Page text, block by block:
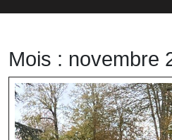
Mois : novembre